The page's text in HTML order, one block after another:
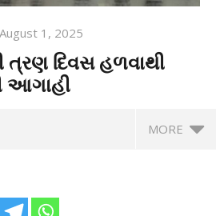
August 1, 2025
ત્રણ દિવસ હળવાથી
આગાહી
MORE